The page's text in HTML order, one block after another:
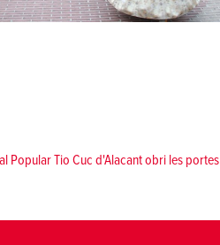
Popular Tio Cuc d'Alacant obri les portes